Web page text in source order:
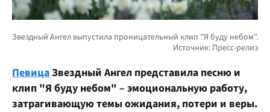
ПевицаЗвездный Ангел представила песню и
клип "Я буду небом" – эмоциональную работу,
затрагивающую темы ожидания, потери и веры.